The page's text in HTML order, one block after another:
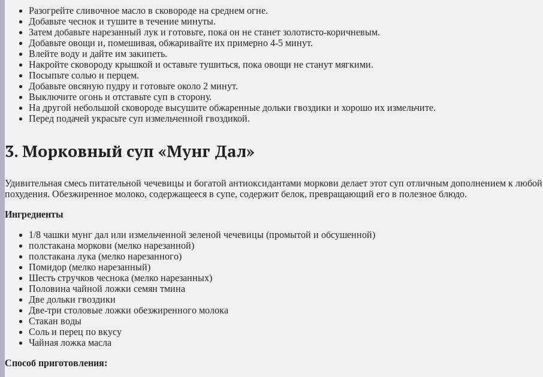
Разогрейте сливочное масло в сковороде на среднем огне.
Добавьте чеснок и тушите в течение минуты.
Затем добавьте нарезанный лук и готовьте, пока он не станет золотисто-коричневым.
Добавьте овощи и, помешивая, обжаривайте их примерно 4-5 минут.
Влейте воду и дайте им закипеть.
Накройте сковороду крышкой и оставьте тушиться, пока овощи не станут мягкими.
Посыпьте солью и перцем.
Добавьте овсяную пудру и готовьте около 2 минут.
Выключите огонь и отставьте суп в сторону.
На другой небольшой сковороде высушите обжаренные дольки гвоздики и хорошо их измельчите.
Перед подачей украсьте суп измельченной гвоздикой.
3. Морковный суп «Мунг Дал»
Удивительная смесь питательной чечевицы и богатой антиоксидантами моркови делает этот суп отличным дополнением к любой
похудения. Обезжиренное молоко, содержащееся в супе, содержит белок, превращающий его в полезное блюдо.
Ингредиенты
1/8 чашки мунг дал или измельченной зеленой чечевицы (промытой и обсушенной)
полстакана моркови (мелко нарезанной)
полстакана лука (мелко нарезанного)
Помидор (мелко нарезанный)
Шесть стручков чеснока (мелко нарезанных)
Половина чайной ложки семян тмина
Две дольки гвоздики
Две-три столовые ложки обезжиренного молока
Стакан воды
Соль и перец по вкусу
Чайная ложка масла
Способ приготовления: